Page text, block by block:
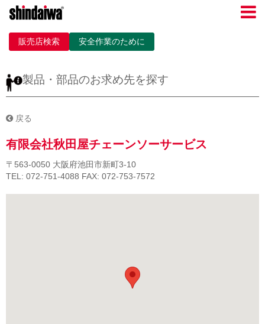
販売店検索 安全作業のために
製品・部品のお求め先を探す
戻る
有限会社秋田屋チェーンソーサービス
〒563-0050 大阪府池田市新町3-10
TEL: 072-751-4088 FAX: 072-753-7572